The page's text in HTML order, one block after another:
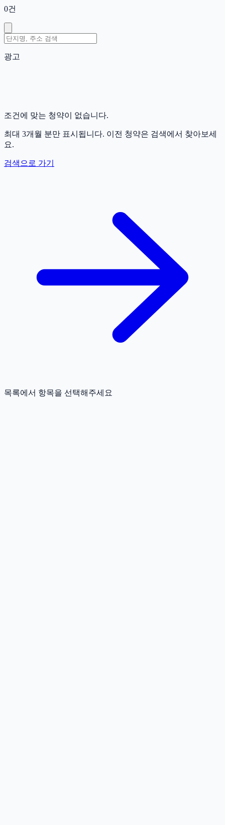
0건
광고
조건에 맞는 청약이 없습니다.
최대 3개월 분만 표시됩니다. 이전 청약은 검색에서 찾아보세
요.
검색으로 가기
목록에서 항목을 선택해주세요